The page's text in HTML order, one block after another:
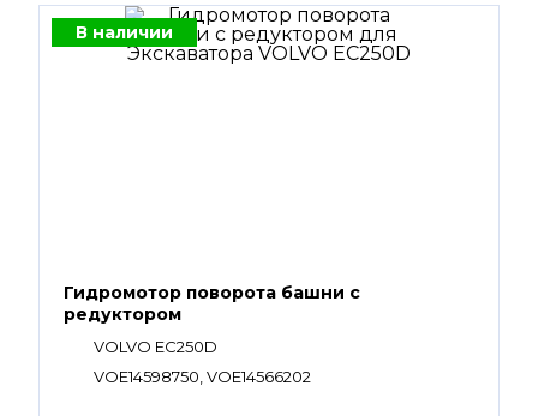
В наличии
Гидромотор поворота башни с
редуктором
VOLVO EC250D
VOE14598750, VOE14566202